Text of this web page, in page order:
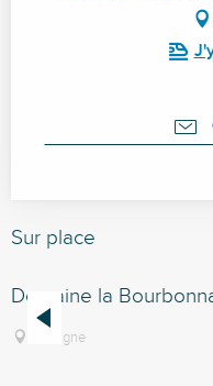
Sur place
Domaine la
Laprugne